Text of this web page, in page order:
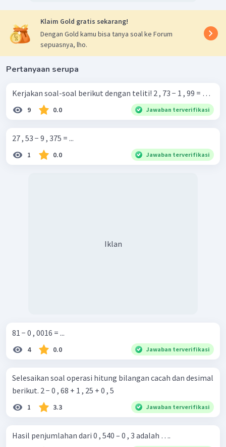
Klaim Gold gratis sekarang!
Dengan Gold kamu bisa tanya soal ke Forum
sepuasnya, lho.
Pertanyaan serupa
Kerjakan soal-soal berikut dengan teliti! 2 , 73 − 1 , 99 = …
9 0.0 Jawaban terverifikasi
27 , 53 − 9 , 375 = ...
1 0.0 Jawaban terverifikasi
Iklan
81 − 0 , 0016 = ...
4 0.0 Jawaban terverifikasi
Selesaikan soal operasi hitung bilangan cacah dan desimal
berikut. 2 − 0 , 68 + 1 , 25 + 0 , 5
1 3.3 Jawaban terverifikasi
Hasil penjumlahan dari 0 , 540 – 0 , 3 adalah ….